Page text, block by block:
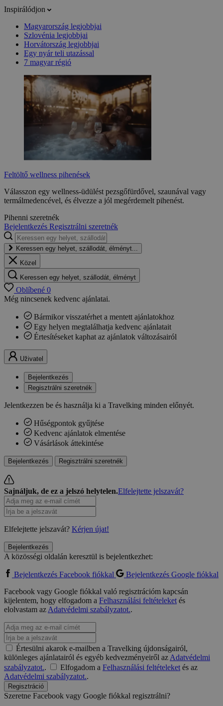
Inspirálódjon
Magyarország legjobbjai
Szlovénia legjobbjai
Horvátország legjobbjai
Egy nyár teli utazással
7 magyar régió
Feltöltő wellness pihenések
Válasszon egy wellness-üdülést pezsgőfürdővel, szaunával vagy
termálmedencével, és élvezze a jól megérdemelt pihenést.
Pihenni szeretnék
Bejelentkezés Regisztrálni szeretnék
Keressen egy helyet, szállodát, élményt...
Közel
Keressen egy helyet, szállodát, élményt
Oblíbené 0
Még nincsenek kedvenc ajánlatai.
Bármikor visszatérhet a mentett ajánlatokhoz
Egy helyen megtalálhatja kedvenc ajánlatait
Értesítéseket kaphat az ajánlatok változásairól
Uživatel
Bejelentkezés
Regisztrálni szeretnék
Jelentkezzen be és használja ki a Travelking minden előnyét.
Hűségpontok gyűjtése
Kedvenc ajánlatok elmentése
Vásárlások áttekintése
Bejelentkezés Regisztrálni szeretnék
Sajnáljuk, de ez a jelszó helytelen.Elfelejtette jelszavát?
Elfelejtette jelszavát? Kérjen újat!
Bejelentkezés
A közösségi oldalán keresztül is bejelentkezhet:
Bejelentkezés Facebook fiókkal
Bejelentkezés Google fiókkal
Facebook vagy Google fiókkal való regisztrációm kapcsán
kijelentem, hogy elfogadom a Felhasználási feltételeketés
elolvastam azAdatvédelmi szabályzatot..
Értesülni akarok e-mailben a Travelking újdonságairól,
különleges ajánlatairól és egyéb kedvezményeiről azAdatvédelmi
szabályzatot.. Elfogadom a Felhasználási feltételeketés az
Adatvédelmi szabályzatot..
Regisztráció
Szeretne Facebook vagy Google fiókkal regisztrálni?